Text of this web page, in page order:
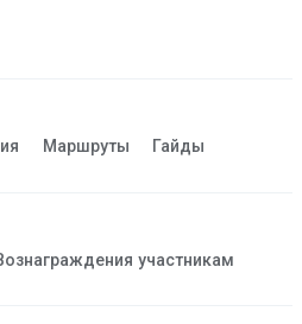
Маршруты Гайды
участникам